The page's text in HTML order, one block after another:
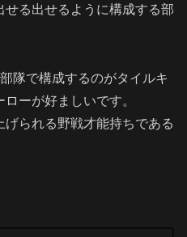
る出せるように構成する部
隊で構成するのがタイルキ
ーが好ましいです。
られる野戦才能持ちである